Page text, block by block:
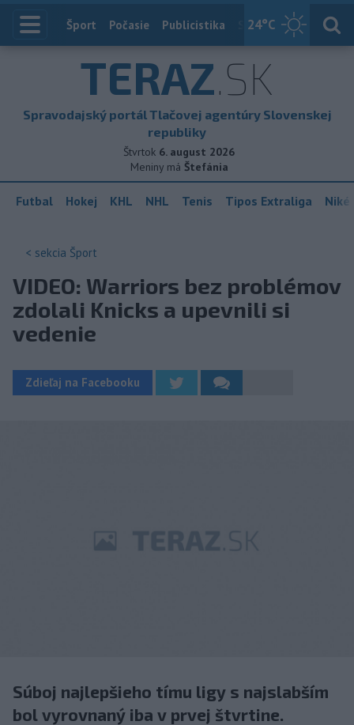
24°C
Index
Šport Počasie Publicistika Slovensko
TERAZ.SK
Spravodajský portál Tlačovej agentúry Slovenskej
republiky
Štvrtok 6. august 2026
Meniny má Štefánia
Futbal Hokej KHL NHL Tenis Tipos Extraliga
< sekcia Šport
VIDEO: Warriors bez problémov
zdolali Knicks a upevnili si
vedenie
Zdieľaj na Facebooku
Súboj najlepšieho tímu ligy s najslabším
bol vyrovnaný iba v prvej štvrtine.